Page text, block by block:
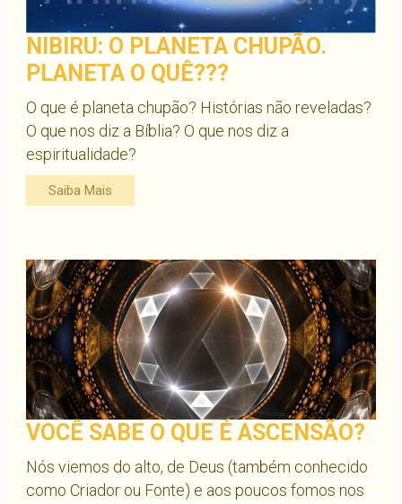
NIBIRU: O PLANETA CHUPÃO.
PLANETA O QUÊ???
O que é planeta chupão? Histórias não reveladas?
O que nos diz a Bíblia? O que nos diz a
espiritualidade?
Saiba Mais
VOCÊ SABE O QUE É ASCENSÃO?
Nós viemos do alto, de Deus (também conhecido
como Criador ou Fonte) e aos poucos fomos nos